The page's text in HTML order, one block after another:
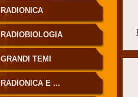
RADIONICA
RADIOBIOLOGIA
GRANDI TEMI
RADIONICA E ...